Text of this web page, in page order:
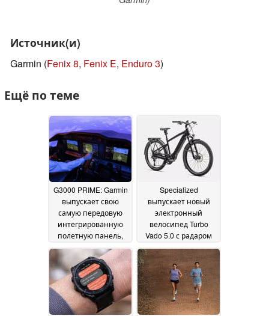
Источник(и)
Garmin (Fenix 8, Fenix E, Enduro 3)
Ещё по теме
G3000 PRIME: Garmin
выпускает свою
самую передовую
интегрированную
полетную панель,
сертифицированную
FAA для различных
рынков18 October 2024
Specialized
выпускает новый
электронный
велосипед Turbo
Vado 5.0 с радаром
Garmin16 October 2024